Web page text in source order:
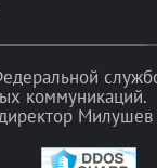
коммуникаций.